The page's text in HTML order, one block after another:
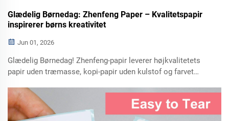
Glædelig Børnedag: Zhenfeng Paper – Kvalitetspapir
inspirerer børns kreativitet
Jun 01, 2026
Glædelig Børnedag! Zhenfeng-papir leverer højkvalitetets
papir uden træmasse, kopi-papir uden kulstof og farvet
grossistpriser nu.